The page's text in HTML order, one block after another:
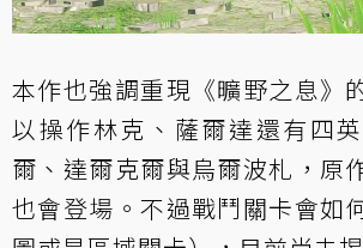
本作也強調重現《曠野之息》
以操作林克、薩爾達還有四
爾、達爾克爾與烏爾波札，原
也會登場。不過戰鬥關卡會如